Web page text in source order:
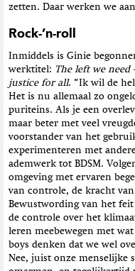
zetten. Daar werken we
Rock-’n-roll
Inmiddels is Ginie
werktitel: The left we need
justice for all. “Ik wil de
Het is nu allemaal zo
puriteins. Als je een
maar beter met veel
voorstander van het
experimenteren met
ademwerk tot BDSM.
omgeving met ervaren
van controle, de kracht van
Bewustwording van het
de controle over het
leren meebewegen met
boys denken dat we wel
Nee, juist onze menselijke